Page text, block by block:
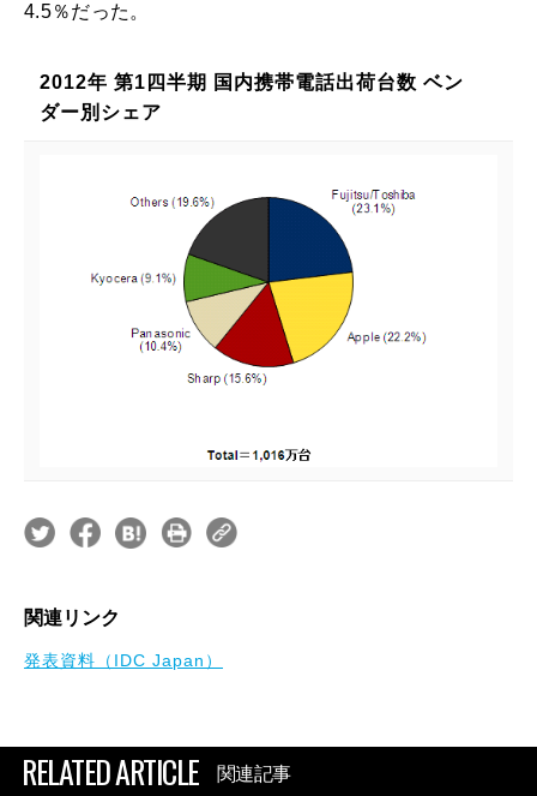
4.5％だった。
2012年 第1四半期 国内携帯電話出荷台数 ベン
ダー別シェア
関連リンク
発表資料（IDC Japan）
RELATED ARTICLE 関連記事